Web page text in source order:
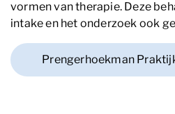
vormen van therapie. Deze
intake en het onderzoek ook
PDF Bestand
Prengerhoekman